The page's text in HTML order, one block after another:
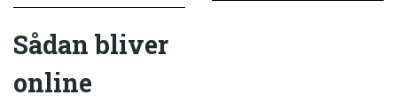
Sådan bliver
online